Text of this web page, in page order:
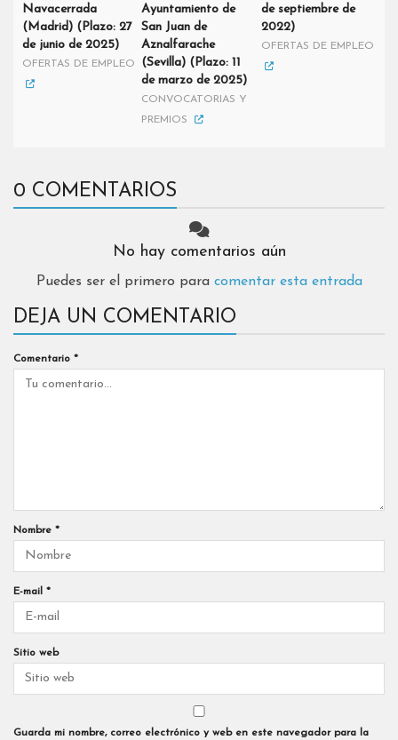
Navacerrada
(Madrid) (Plazo: 27
de junio de 2025)
OFERTAS DE EMPLEO
Ayuntamiento de
San Juan de
Aznalfarache
(Sevilla) (Plazo: 11
de marzo de 2025)
CONVOCATORIAS Y
PREMIOS
de septiembre de
2022)
OFERTAS DE EMPLEO
0 COMENTARIOS
No hay comentarios aún
Puedes ser el primero para comentar esta entrada
DEJA UN COMENTARIO
Comentario *
Nombre *
E-mail *
Sitio web
Guarda mi nombre, correo electrónico y web en este navegador para la